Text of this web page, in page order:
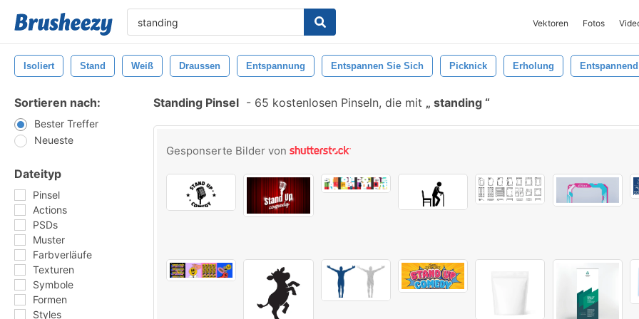
Vektoren Fotos
Isoliert Stand Weiß Draussen Entspannung Entspannen Sie Sich Picknick Erholung Entspannend
Sortieren nach:
Bester Treffer
Neueste
Dateityp
Pinsel
Actions
PSDs
Muster
Farbverläufe
Texturen
Symbole
Formen
Styles
Standing Pinsel - 65 kostenlosen Pinseln, die mit standing
Gesponserte Bilder von